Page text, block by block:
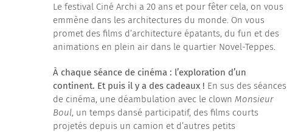
Le festival Ciné Archi a 20 ans et pour fêter cela, on vous
emmène dans les architectures du monde. On vous
promet des films d’architecture épatants, du fun et des
animations en plein air dans le quartier Novel-Teppes.
À chaque séance de cinéma : l’exploration d’un
continent. Et puis il y a des cadeaux ! En sus des séances
de cinéma, une déambulation avec le clown Monsieur
Boul, un temps dansé participatif, des films courts
projetés depuis un camion et d’autres petits